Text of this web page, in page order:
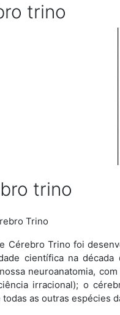
trino
trino
Trino
Cérebro Trino foi
científica na
neuroanatomia,
irracional); o
as outras espécies